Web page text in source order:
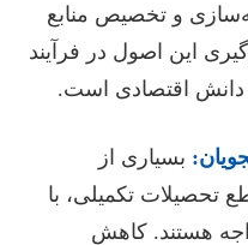
و تخصیص منابع
این اصول در فرآیند
اقتصادی است.
بسیاری از
تحصیلات تکمیلی، با
هستند. کاهش